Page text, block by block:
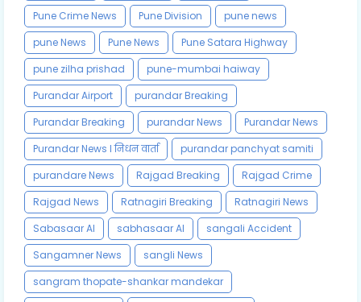
Pune Crime News
Pune Division
pune news
pune News
Pune News
Pune Satara Highway
pune zilha prishad
pune-mumbai haiway
Purandar Airport
purandar Breaking
Purandar Breaking
purandar News
Purandar News
Purandar News l निधन वार्ता
purandar panchyat samiti
purandare News
Rajgad Breaking
Rajgad Crime
Rajgad News
Ratnagiri Breaking
Ratnagiri News
Sabasaar AI
sabhasaar AI
sangali Accident
Sangamner News
sangli News
sangram thopate-shankar mandekar